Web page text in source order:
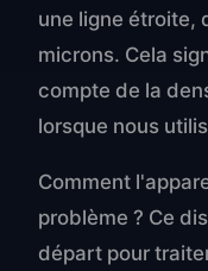
une ligne étroite,
microns. Cela
compte de la
lorsque nous
Comment
problème ? Ce
départ pour